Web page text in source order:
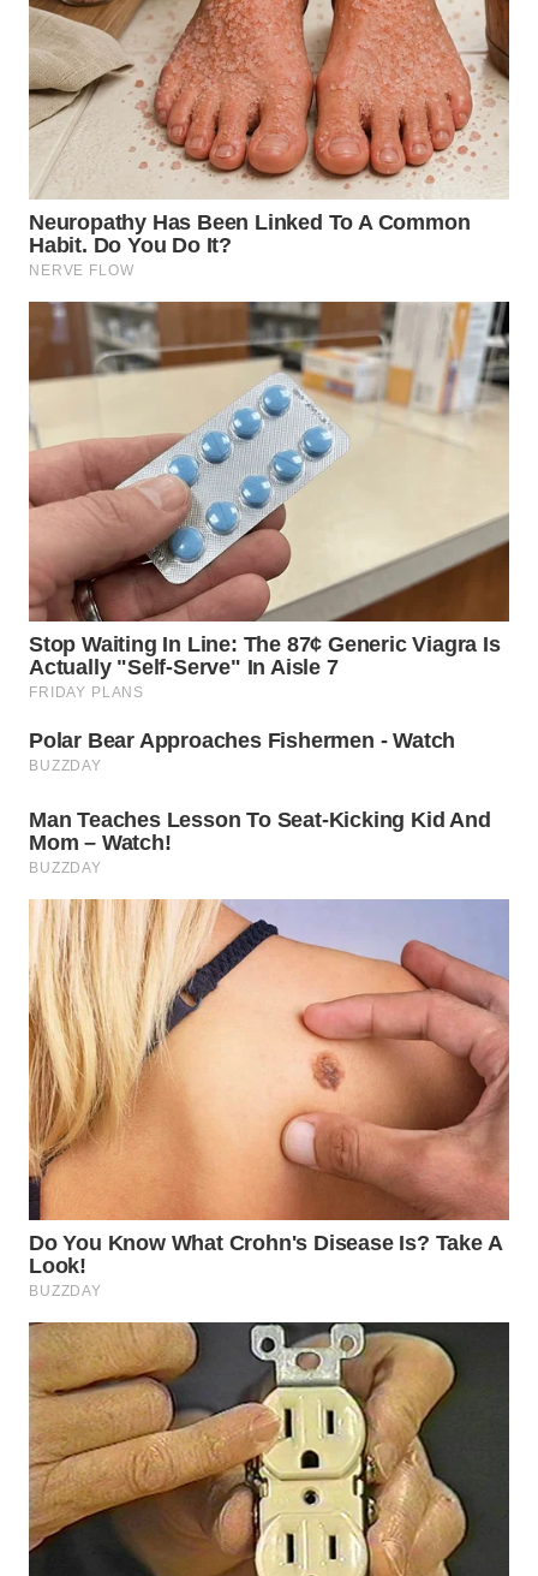
WN
PAKPAK
KARAWANG
WN
BEKASI
BOGOR
DEPOK
WN
TAPANULI
UTARA
WN
SAMOSIR
PADANG
LAWAS
WN
SUMEDANG
WN
CIANJUR
WN
KEPULAUAN
SERIBU
WN
TANGERANG
BINJAI
WN
CIREBON
WN
INDRAMAYU
WN
KUNINGAN